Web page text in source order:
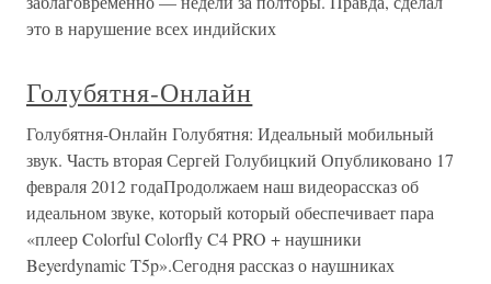
это в нарушение всех индийских
Голубятня-Онлайн
Голубятня-Онлайн Голубятня: Идеальный мобильный
звук. Часть вторая Сергей Голубицкий Опубликовано 17
февраля 2012 годаПродолжаем наш видеорассказ об
идеальном звуке, который который обеспечивает пара
«плеер Colorful Colorfly C4 PRO + наушники
Beyerdynamic T5p».Сегодня рассказ о наушниках